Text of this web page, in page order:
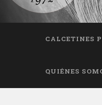
CALCETINES
QUIÉNES